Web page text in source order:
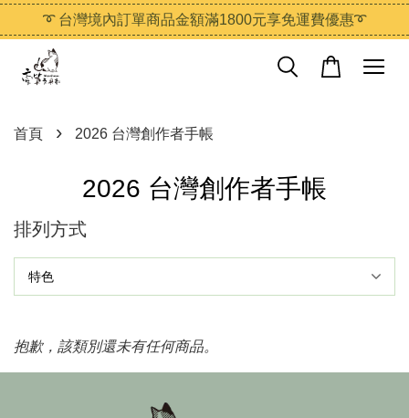
➰ 台灣境內訂單商品金額滿1800元享免運費優惠➰
首頁 › 2026 台灣創作者手帳
2026 台灣創作者手帳
排列方式
抱歉，該類別還未有任何商品。